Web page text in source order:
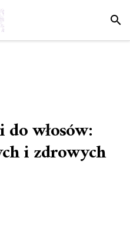
do włosów:
i zdrowych